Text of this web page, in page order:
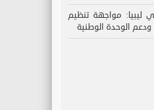
ليبيا: مواجهة تنظيم
ودعم الوحدة الوطنية